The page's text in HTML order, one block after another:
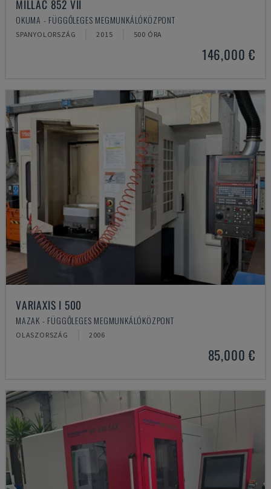
MILLAC 852 VII
OKUMA - FÜGGŐLEGES MEGMUNKÁLÓKÖZPONT
SPANYOLORSZÁG 2015 500 ÓRA
146,000 €
VARIAXIS I 500
MAZAK - FÜGGŐLEGES MEGMUNKÁLÓKÖZPONT
OLASZORSZÁG 2006
85,000 €